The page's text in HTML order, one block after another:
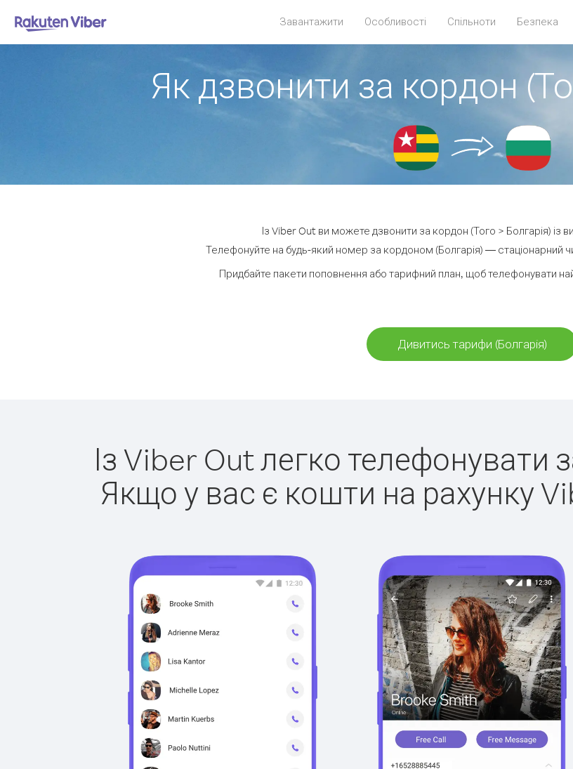
Завантажити Особливості Спільноти Безпека
Як дзвонити за кордон
Із Viber Out ви можете дзвонити за кордон (Того > Болгарія) із
Телефонуйте на будь-який номер за кордоном (Болгарія) — стаціонарний
Придбайте пакети поповнення або тарифний план, щоб телефонувати
Дивитись тарифи (Болгарія)
Із Viber Out легко телефонувати
Якщо у вас є кошти на рахунку